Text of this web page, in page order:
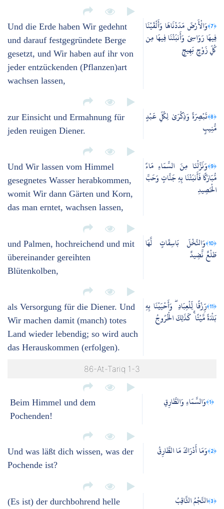
Und die Erde haben Wir gedehnt
und darauf festgegründete Berge
gesetzt, und Wir haben auf ihr von
jeder entzückenden (Pflanzen)art
wachsen lassen,
﴿7﴾ وَالْأَرْضَ مَدَدْنَاهَا وَأَلْقَيْنَا
فِيهَا رَوَاسِيَ وَأَنبَتْنَا فِيهَا مِن
كُلِّ زَوْجٍ بَهِيجٍ
zur Einsicht und Ermahnung für
jeden reuigen Diener.
﴿8﴾ تَبْصِرَةً وَذِكْرَىٰ لِكُلِّ عَبْدٍ
مُّنِيبٍ
Und Wir lassen vom Himmel
gesegnetes Wasser herabkommen,
womit Wir dann Gärten und Korn,
das man erntet, wachsen lassen,
﴿9﴾ وَنَزَّلْنَا مِنَ السَّمَاءِ مَاءً
مُّبَارَكًا فَأَنبَتْنَا بِهِ جَنَّاتٍ وَحَبَّ
الْحَصِيدِ
und Palmen, hochreichend und mit
übereinander gereihten
Blütenkolben,
﴿10﴾
وَالنَّخْلَ بَاسِقَاتٍ لَّهَا
طَلْعٌ نَّضِيدٌ
als Versorgung für die Diener. Und
Wir machen damit (manch) totes
Land wieder lebendig; so wird auch
das Herauskommen (erfolgen).
﴿11﴾ رِّزْقًا لِّلْعِبَادِ ۖ وَأَحْيَيْنَا بِهِ
بَلْدَةً مَّيْتًا ۚ كَذَٰلِكَ الْخُرُوجُ
86-At-Tariq 1-3
Beim Himmel und dem
Pochenden!
﴿1﴾ وَالسَّمَاءِ وَالطَّارِقِ
Und was läßt dich wissen, was der
Pochende ist?
﴿2﴾ وَمَا أَدْرَاكَ مَا الطَّارِقُ
(Es ist) der durchbohrend helle
﴿3﴾ النَّجْمُ الثَّاقِبُ